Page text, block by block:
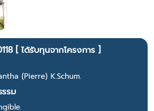
[ ได้รับทุนจากโครงการ ]
(Pierre) K.Schum.
รม